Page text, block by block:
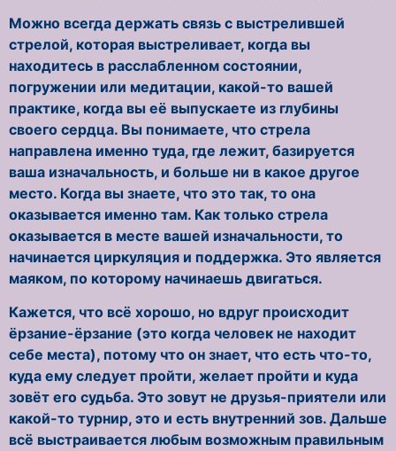
Можно всегда держать связь с выстрелившей
стрелой, которая выстреливает, когда вы
находитесь в расслабленном состоянии,
погружении или медитации, какой-то вашей
практике, когда вы её выпускаете из глубины
своего сердца. Вы понимаете, что стрела
направлена именно туда, где лежит, базируется
ваша изначальность, и больше ни в какое другое
место. Когда вы знаете, что это так, то она
оказывается именно там. Как только стрела
оказывается в месте вашей изначальности, то
начинается циркуляция и поддержка. Это является
маяком, по которому начинаешь двигаться.
Кажется, что всё хорошо, но вдруг происходит
ёрзание-ёрзание (это когда человек не находит
себе места), потому что он знает, что есть что-то,
куда ему следует пройти, желает пройти и куда
зовёт его судьба. Это зовут не друзья-приятели или
какой-то турнир, это и есть внутренний зов. Дальше
всё выстраивается любым возможным правильным